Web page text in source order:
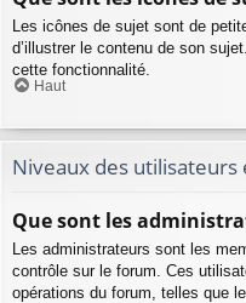
Les icônes de sujet sont de
d’illustrer le contenu de son
cette fonctionnalité.
Haut
Niveaux des utilisateurs
Que sont les
Les administrateurs sont les
contrôle sur le forum. Ces
opérations du forum, telles que